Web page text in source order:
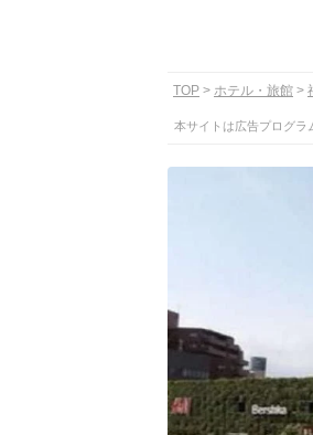
TOP ホテル・旅館
本サイトは広告プログラ